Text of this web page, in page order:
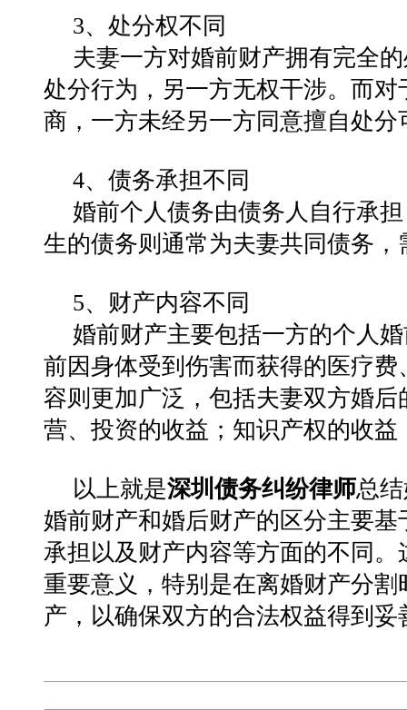
3‌、处分权不同‌
夫妻一方对婚前财产拥有完全
处分行为，另一方无权干涉。而
商，一方未经另一方同意擅自处
4‌、 债务承担不同
婚前个人债务由债务人自行承
生的债务则通常为夫妻共同债务，
5‌、财产内容不同‌
婚前财产主要包括一方的个人
前因身体受到伤害而获得的医疗
容则更加广泛，包括夫妻双方婚
营、投资的收益；知识产权的收
以上就是深圳债务纠纷律师总
婚前财产和婚后财产的区分主要
承担以及财产内容等方面的不同
重要意义，特别是在离婚财产分
产，以确保双方的合法权益得到妥